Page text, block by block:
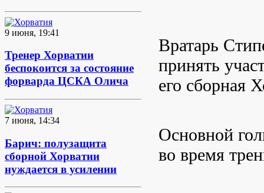
9 июня, 19:41
Тренер Хорватии
беспокоится за состояние
форварда ЦСКА Олича
7 июня, 14:34
Барич: полузащита
сборной Хорватии
нуждается в усилении
Вратарь
принять
его сборная
Основной
во время